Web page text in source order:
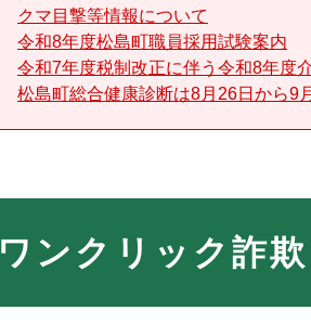
クマ目撃等情報について
令和8年度松島町職員採用試験案内
令和7年度税制改正に伴う令和8年度
松島町総合健康診断は8月26日から9
ワンクリック詐